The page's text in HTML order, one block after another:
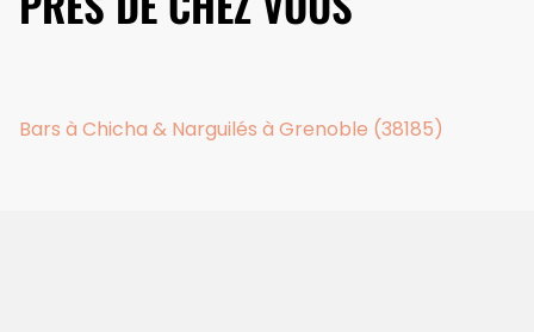
Bars à Chicha & Narguilés à Grenoble (38185)